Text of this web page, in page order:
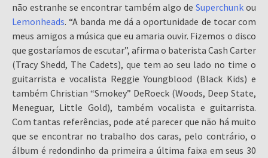
não estranhe se encontrar também algo de Superchunk ou
Lemonheads. “A banda me dá a oportunidade de tocar com
meus amigos a música que eu amaria ouvir. Fizemos o disco
que gostaríamos de escutar”, afirma o baterista Cash Carter
(Tracy Shedd, The Cadets), que tem ao seu lado no time o
guitarrista e vocalista Reggie Youngblood (Black Kids) e
também Christian “Smokey” DeRoeck (Woods, Deep State,
Meneguar, Little Gold), também vocalista e guitarrista.
Com tantas referências, pode até parecer que não há muito
que se encontrar no trabalho dos caras, pelo contrário, o
álbum é redondinho da primeira a última faixa em seus 30